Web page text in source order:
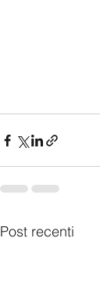
Post recenti